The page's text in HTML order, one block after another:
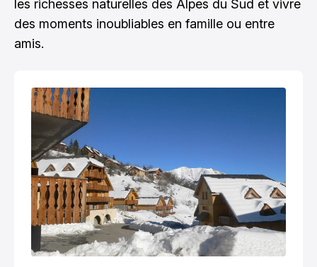
les richesses naturelles des Alpes du Sud et vivre
des moments inoubliables en famille ou entre
amis.